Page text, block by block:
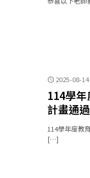
2025-08-14
114學年
計畫通
114學年度教
[…]